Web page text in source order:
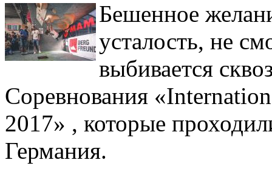
Бешенное
усталость, не
выбивается
Соревнования
2017» , которые
Германия.